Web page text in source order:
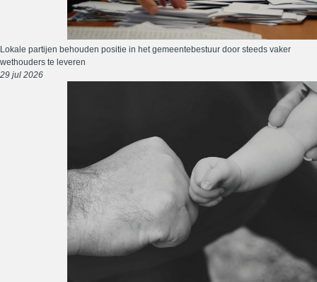
Lokale partijen behouden positie in het gemeentebestuur door steeds vaker
wethouders te leveren
29 jul 2026